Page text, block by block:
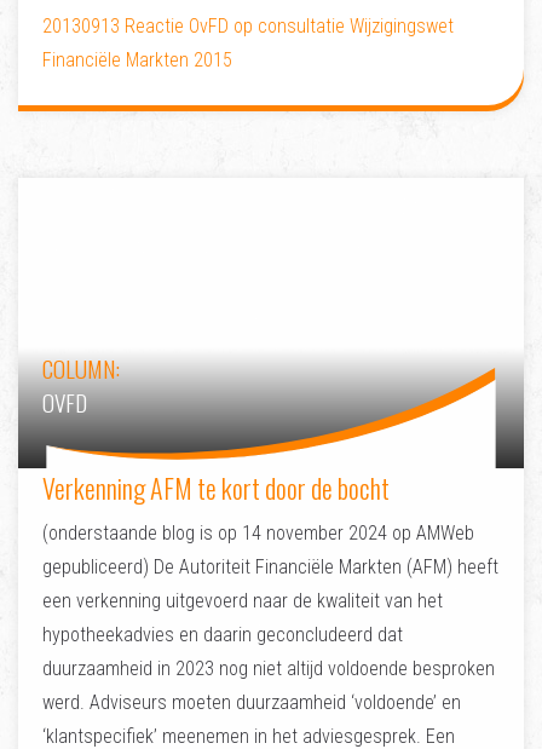
DOSSIERS
20130913 Reactie OvFD op consultatie Wijzigingswet
Financiële Markten 2015
COLUMN:
OVFD
Verkenning AFM te kort door de bocht
(onderstaande blog is op 14 november 2024 op AMWeb
gepubliceerd) De Autoriteit Financiële Markten (AFM) heeft
een verkenning uitgevoerd naar de kwaliteit van het
hypotheekadvies en daarin geconcludeerd dat
duurzaamheid in 2023 nog niet altijd voldoende besproken
werd. Adviseurs moeten duurzaamheid ‘voldoende’ en
‘klantspecifiek’ meenemen in het adviesgesprek. Een